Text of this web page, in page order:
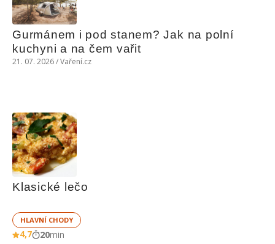
Gurmánem i pod stanem? Jak na polní
kuchyni a na čem vařit
21. 07. 2026 / Vaření.cz
Klasické lečo
HLAVNÍ CHODY
4,7 20min